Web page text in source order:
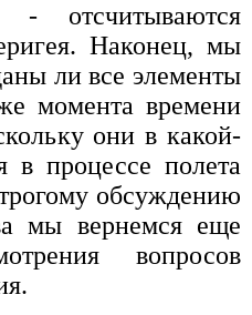
- отсчитываются
Наконец, мы
ли все элементы
момента времени
они в какой-
в процессе полета
обсуждению
мы вернемся еще
вопросов